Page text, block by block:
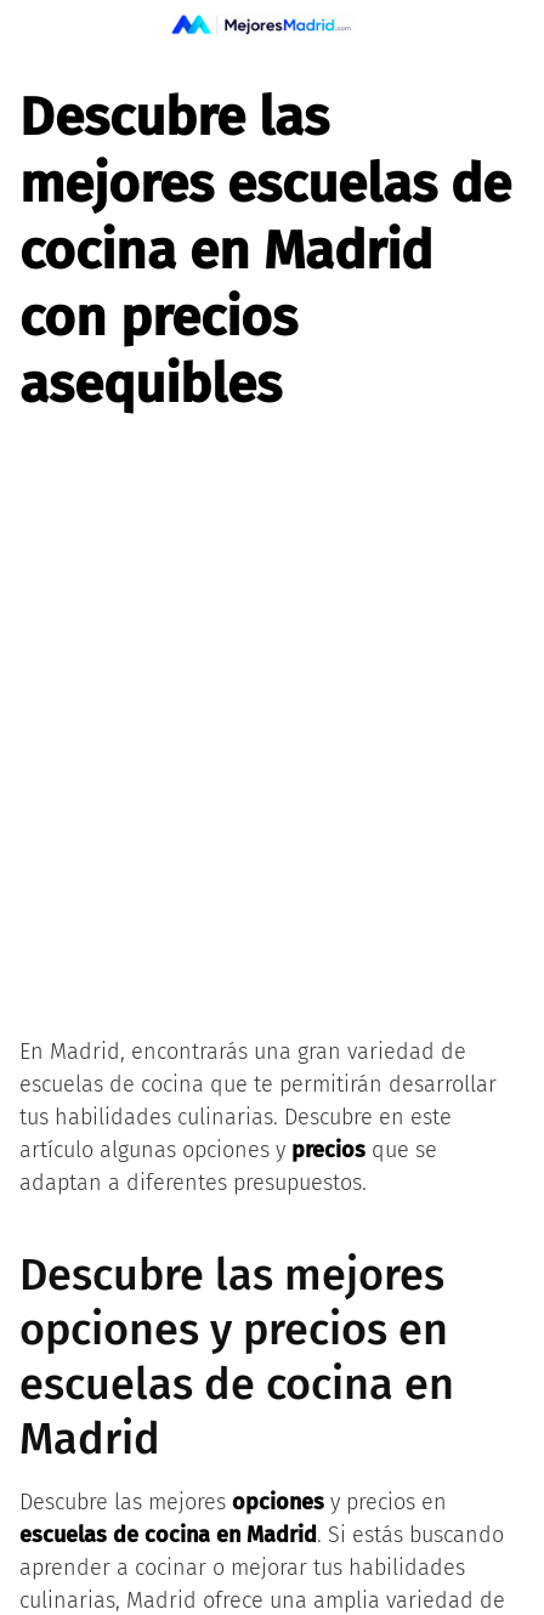
Descubre las
mejores escuelas de
cocina en Madrid
con precios
asequibles
En Madrid, encontrarás una gran variedad de
escuelas de cocina que te permitirán desarrollar
tus habilidades culinarias. Descubre en este
artículo algunas opciones y precios que se
adaptan a diferentes presupuestos.
Descubre las mejores
opciones y precios en
escuelas de cocina en
Madrid
Descubre las mejores opciones y precios en
escuelas de cocina en Madrid. Si estás buscando
aprender a cocinar o mejorar tus habilidades
culinarias, Madrid ofrece una amplia variedad de